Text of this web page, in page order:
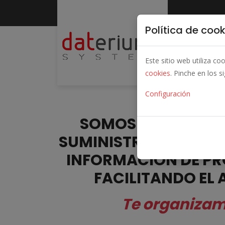
SOMOS UNA BASE
SUMINISTRO Y
INFORMACION DE
FACILITANDO EL
Te
Política de
Este sitio web utiliza
cookies. Pinche en los
Configuración